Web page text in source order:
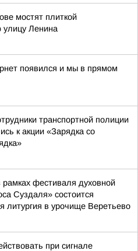
мостят плиткой
улицу Ленина
появился и мы в прямом
транспортной полиции
к акции «Зарядка со
рамках фестиваля духовной
Суздаля» состоится
литургия в урочище Веретьево
при сигнале